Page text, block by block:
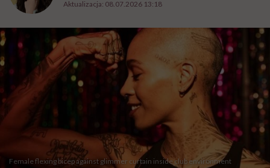
Aktualizacja: 08.07.2026 13:18
Female flexing bicep against glimmer curtain inside club environment